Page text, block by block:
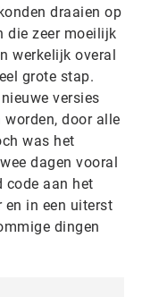
draaien op
die zeer moeilijk
werkelijk overal
grote stap.
versies
door alle
was het
dagen vooral
code aan het
en in een uiterst
dingen